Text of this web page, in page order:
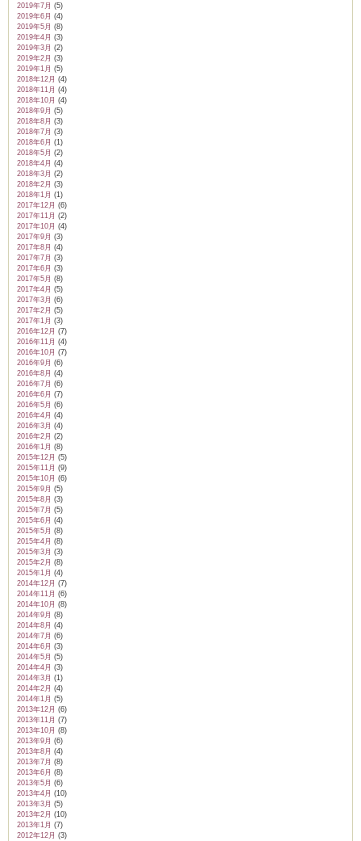
2019年7月 (5)
2019年6月 (4)
2019年5月 (8)
2019年4月 (3)
2019年3月 (2)
2019年2月 (3)
2019年1月 (5)
2018年12月 (4)
2018年11月 (4)
2018年10月 (4)
2018年9月 (5)
2018年8月 (3)
2018年7月 (3)
2018年6月 (1)
2018年5月 (2)
2018年4月 (4)
2018年3月 (2)
2018年2月 (3)
2018年1月 (1)
2017年12月 (6)
2017年11月 (2)
2017年10月 (4)
2017年9月 (3)
2017年8月 (4)
2017年7月 (3)
2017年6月 (3)
2017年5月 (8)
2017年4月 (5)
2017年3月 (6)
2017年2月 (5)
2017年1月 (3)
2016年12月 (7)
2016年11月 (4)
2016年10月 (7)
2016年9月 (6)
2016年8月 (4)
2016年7月 (6)
2016年6月 (7)
2016年5月 (6)
2016年4月 (4)
2016年3月 (4)
2016年2月 (2)
2016年1月 (8)
2015年12月 (5)
2015年11月 (9)
2015年10月 (6)
2015年9月 (5)
2015年8月 (3)
2015年7月 (5)
2015年6月 (4)
2015年5月 (8)
2015年4月 (8)
2015年3月 (3)
2015年2月 (8)
2015年1月 (4)
2014年12月 (7)
2014年11月 (6)
2014年10月 (8)
2014年9月 (8)
2014年8月 (4)
2014年7月 (6)
2014年6月 (3)
2014年5月 (5)
2014年4月 (3)
2014年3月 (1)
2014年2月 (4)
2014年1月 (5)
2013年12月 (6)
2013年11月 (7)
2013年10月 (8)
2013年9月 (6)
2013年8月 (4)
2013年7月 (8)
2013年6月 (8)
2013年5月 (6)
2013年4月 (10)
2013年3月 (5)
2013年2月 (10)
2013年1月 (7)
2012年12月 (3)